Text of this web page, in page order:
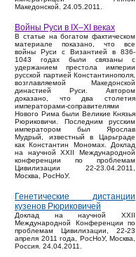
Македонской. 24.05.2011.
Войны Руси в IX–XI веках
В статье на богатом фактическом
материале показано, что все
войны Руси с Византией в 836-
1043 годах были связаны с
удержанием престола империи
русской партией Константинополя,
возглавляемой Македонской
династией Руси. Автором
доказано, что два столетия
императорами-соправителями
Нового Рима были Великие Князья
Рюриковичи. Последним русским
императором был Ярослав
Мудрый, известный в Царьграде
как Константин Мономах. Доклад
на научной XXII Международной
конференции по проблемам
Цивилизации 22-23.04.2011,
Москва, РосНоУ.
Генетические дистанции
кузенов Рюриковичей
Доклад на научной XXII
Международной Конференции по
проблемам Цивилизации, 22-23
апреля 2011 года, РосНоУ, Москва,
Россия. 24.04.2011.